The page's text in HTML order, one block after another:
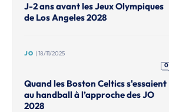
J-2 ans avant les Jeux Olympiques
de Los Angeles 2028
JO | 18/11/2025
0
Quand les Boston Celtics s'essaient
au handball à l’approche des JO
2028